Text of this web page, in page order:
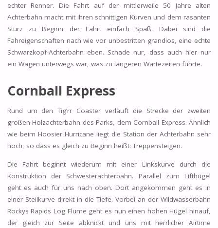
echter Renner. Die Fahrt auf der mittlerweile 50 Jahre alten
Achterbahn macht mit ihren schnittigen Kurven und dem rasanten
Sturz zu Beginn der Fahrt einfach Spaß. Dabei sind die
Fahreigenschaften nach wie vor unbestritten grandios, eine echte
Schwarzkopf-Achterbahn eben. Schade nur, dass auch hier nur
ein Wagen unterwegs war, was zu längeren Wartezeiten führte.
Cornball Express
Rund um den Tig’rr Coaster verläuft die Strecke der zweiten
großen Holzachterbahn des Parks, dem Cornball Express. Ähnlich
wie beim Hoosier Hurricane liegt die Station der Achterbahn sehr
hoch, so dass es gleich zu Beginn heißt: Treppensteigen.
Die Fahrt beginnt wiederum mit einer Linkskurve durch die
Konstruktion der Schwesterachterbahn. Parallel zum Lifthügel
geht es auch für uns nach oben. Dort angekommen geht es in
einer Steilkurve direkt in die Tiefe. Vorbei an der Wildwasserbahn
Rockys Rapids Log Flume geht es nun einen hohen Hügel hinauf,
der gleich zur Seite abknickt und uns mit herrlicher Airtime